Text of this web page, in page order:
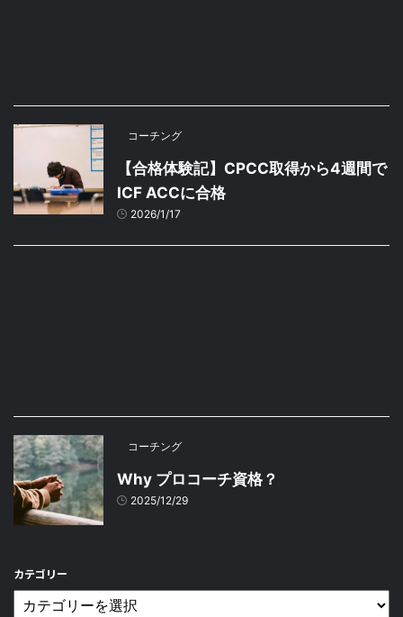
コーチング
【合格体験記】CPCC取得から4週間で
ICF ACCに合格
2026/1/17
コーチング
Why プロコーチ資格？
2025/12/29
カテゴリー